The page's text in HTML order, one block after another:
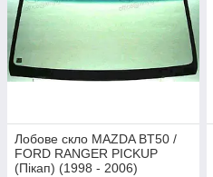
Лобове скло MAZDA BT50 /
FORD RANGER PICKUP
(Пікап) (1998 - 2006)